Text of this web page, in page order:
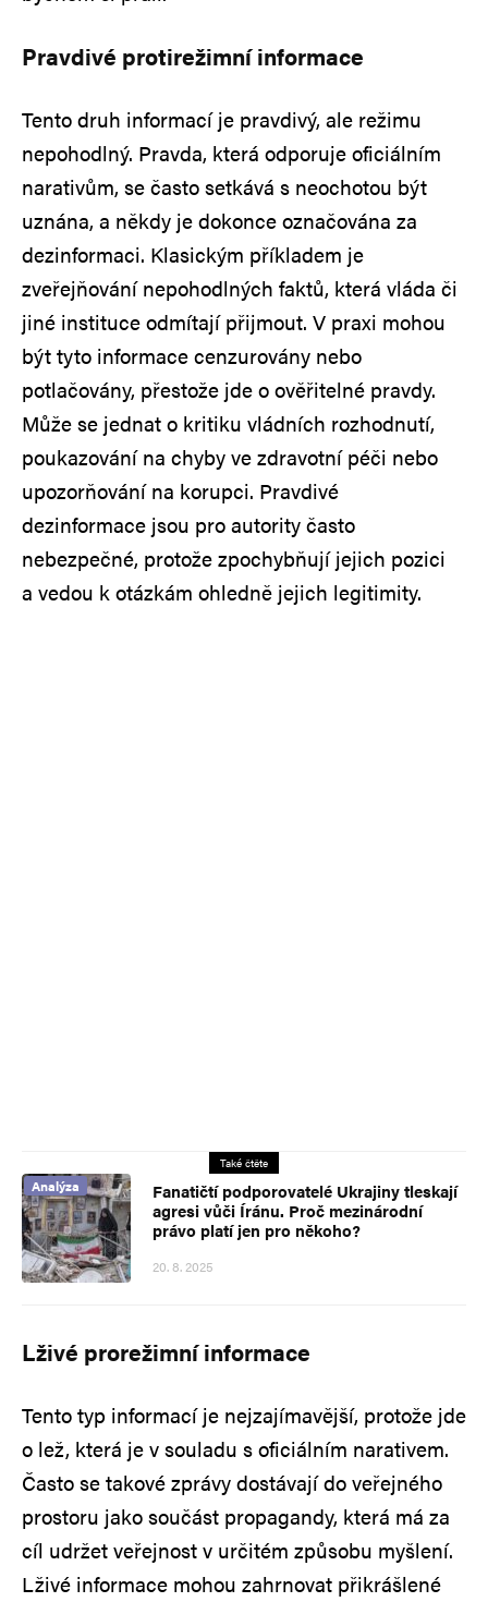
Pravdivé protirežimní informace
Tento druh informací je pravdivý, ale režimu
nepohodlný. Pravda, která odporuje oficiálním
narativům, se často setkává s neochotou být
uznána, a někdy je dokonce označována za
dezinformaci. Klasickým příkladem je
zveřejňování nepohodlných faktů, která vláda či
jiné instituce odmítají přijmout. V praxi mohou
být tyto informace cenzurovány nebo
potlačovány, přestože jde o ověřitelné pravdy.
Může se jednat o kritiku vládních rozhodnutí,
poukazování na chyby ve zdravotní péči nebo
upozorňování na korupci. Pravdivé
dezinformace jsou pro autority často
nebezpečné, protože zpochybňují jejich pozici
a vedou k otázkám ohledně jejich legitimity.
Také čtěte
Analýza
Fanatičtí podporovatelé Ukrajiny tleskají
agresi vůči Íránu. Proč mezinárodní
právo platí jen pro někoho?
20. 8. 2025
Lživé prorežimní informace
Tento typ informací je nejzajímavější, protože jde
o lež, která je v souladu s oficiálním narativem.
Často se takové zprávy dostávají do veřejného
prostoru jako součást propagandy, která má za
cíl udržet veřejnost v určitém způsobu myšlení.
Lživé informace mohou zahrnovat přikrášlené